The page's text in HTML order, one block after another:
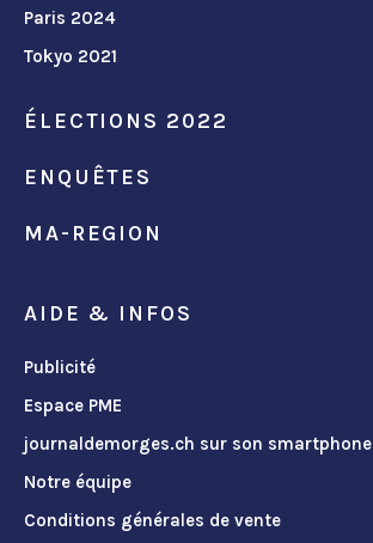
Paris 2024
Tokyo 2021
ÉLECTIONS 2022
ENQUÊTES
MA-REGION
AIDE & INFOS
Publicité
Espace PME
journaldemorges.ch sur son smartphone
Notre équipe
Conditions générales de vente